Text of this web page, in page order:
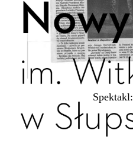
Spektakl: